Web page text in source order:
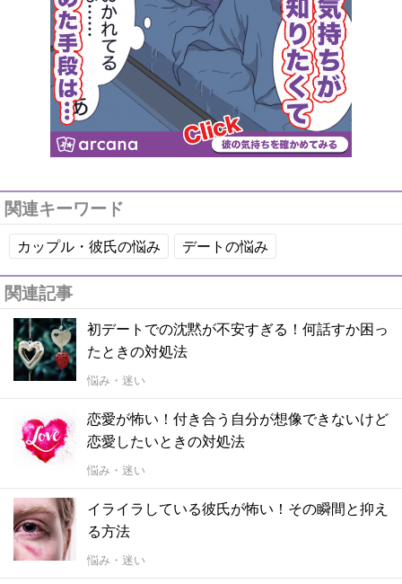
関連キーワード
カップル・彼氏の悩み デートの悩み
関連記事
初デートでの沈黙が不安すぎる！何話すか困っ
たときの対処法
悩み・迷い
恋愛が怖い！付き合う自分が想像できないけど
恋愛したいときの対処法
悩み・迷い
イライラしている彼氏が怖い！その瞬間と抑え
る方法
悩み・迷い